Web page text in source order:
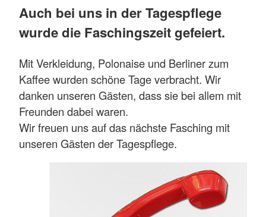
Auch bei uns in der Tagespflege
wurde die Faschingszeit gefeiert.
Mit Verkleidung, Polonaise und Berliner zum
Kaffee wurden schöne Tage verbracht. Wir
danken unseren Gästen, dass sie bei allem mit
Freunden dabei waren.
Wir freuen uns auf das nächste Fasching mit
unseren Gästen der Tagespflege.